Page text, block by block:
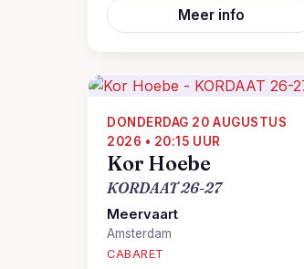
Meer info
DONDERDAG 20 AUGUSTUS
2026 • 20:15 UUR
Kor Hoebe
KORDAAT 26-27
Meervaart
Amsterdam
CABARET